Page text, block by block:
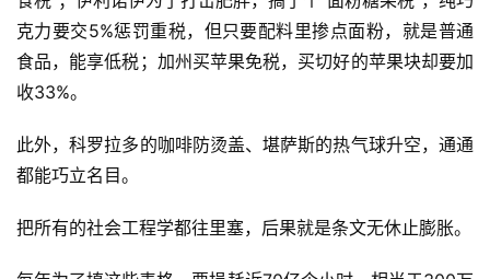
克力要交5%惩罚重税，但只要配料里掺点面粉，就是普通
食品，能享低税；加州买苹果免税，买切好的苹果块却要加
收33%。
此外，科罗拉多的咖啡防烫盖、堪萨斯的热气球升空，通通
都能巧立名目。
把所有的社会工程学都往里塞，后果就是条文无休止膨胀。